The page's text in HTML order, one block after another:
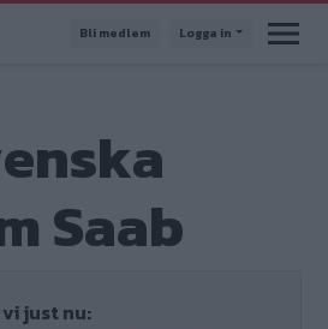
Bli medlem Logga in
Saab
just nu: